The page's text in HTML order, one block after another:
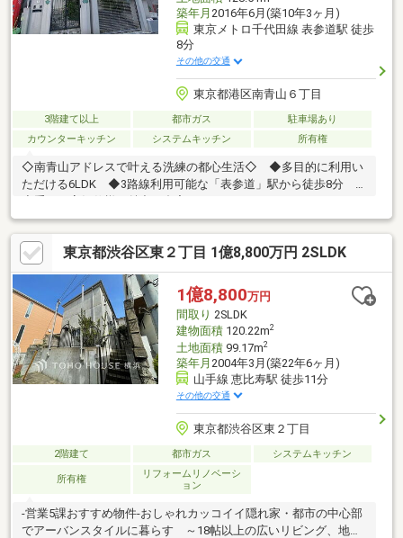
築年月 2016年6月(築10年3ヶ月)
東京メトロ千代田線 表参道駅 徒歩
8分
その他の交通
東京都港区南青山６丁目
3階建て以上 都市ガス
駐車場あり
カウンターキッチン
システムキッチン 所有権
◇南青山アドレスで叶える洗練の都心生活◇ ◆多目的に利用い
ただける6LDK ◆3路線利用可能な「表参道」駅から徒歩8分
東京都渋谷区東２丁目 1億8,800万円 2SLDK
1億8,800万円
間取り 2SLDK
建物面積120.22m2
土地面積99.17m2
築年月 2004年3月(築22年6ヶ月)
山手線 恵比寿駅 徒歩11分
その他の交通
東京都渋谷区東２丁目
2階建て 都市ガス システムキッチン
所有権
リフォームリノベーシ
ョン
-営業5課おすすめ物件-おしゃれカッコイイ隠れ家・都市の中心部
でアーバンスタイルに暮らす ～18帖以上の広いリビング、地下